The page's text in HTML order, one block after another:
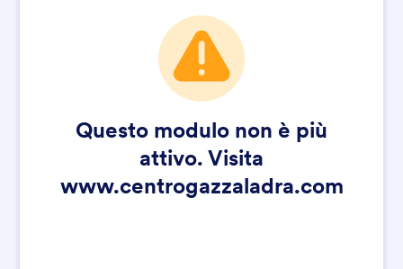
Questo modulo non è più
attivo. Visita
www.centrogazzaladra.com